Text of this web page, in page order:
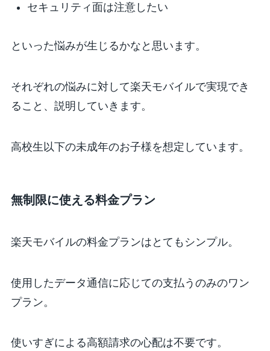
セキュリティ面は注意したい
といった悩みが生じるかなと思います。
それぞれの悩みに対して楽天モバイルで実現でき
ること、説明していきます。
高校生以下の未成年のお子様を想定しています。
無制限に使える料金プラン
楽天モバイルの料金プランはとてもシンプル。
使用したデータ通信に応じての支払うのみのワン
プラン。
使いすぎによる高額請求の心配は不要です。